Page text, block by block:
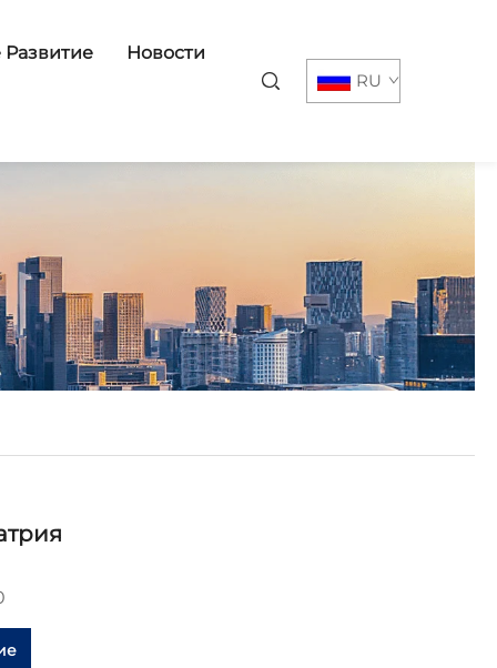
Развитие Новости
RU